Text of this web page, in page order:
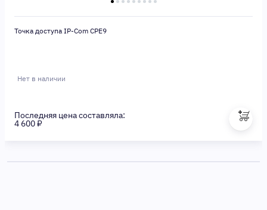
Точка доступа IP-Com CPE9
Нет в наличии
Последняя цена составляла:
4 600 ₽